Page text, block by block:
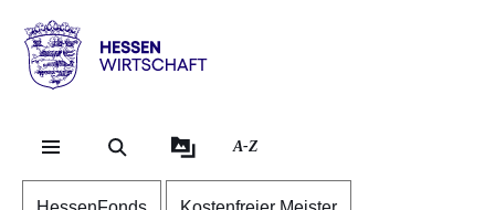
Hessen
Wirtschaft
A-Z